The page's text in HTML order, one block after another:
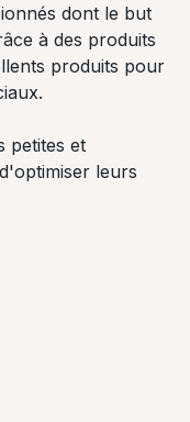
dont le but
à des produits
produits pour
petites et
leurs